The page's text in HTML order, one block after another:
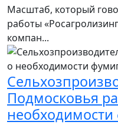
Масштаб, который
работы
компан...
Подмосковья